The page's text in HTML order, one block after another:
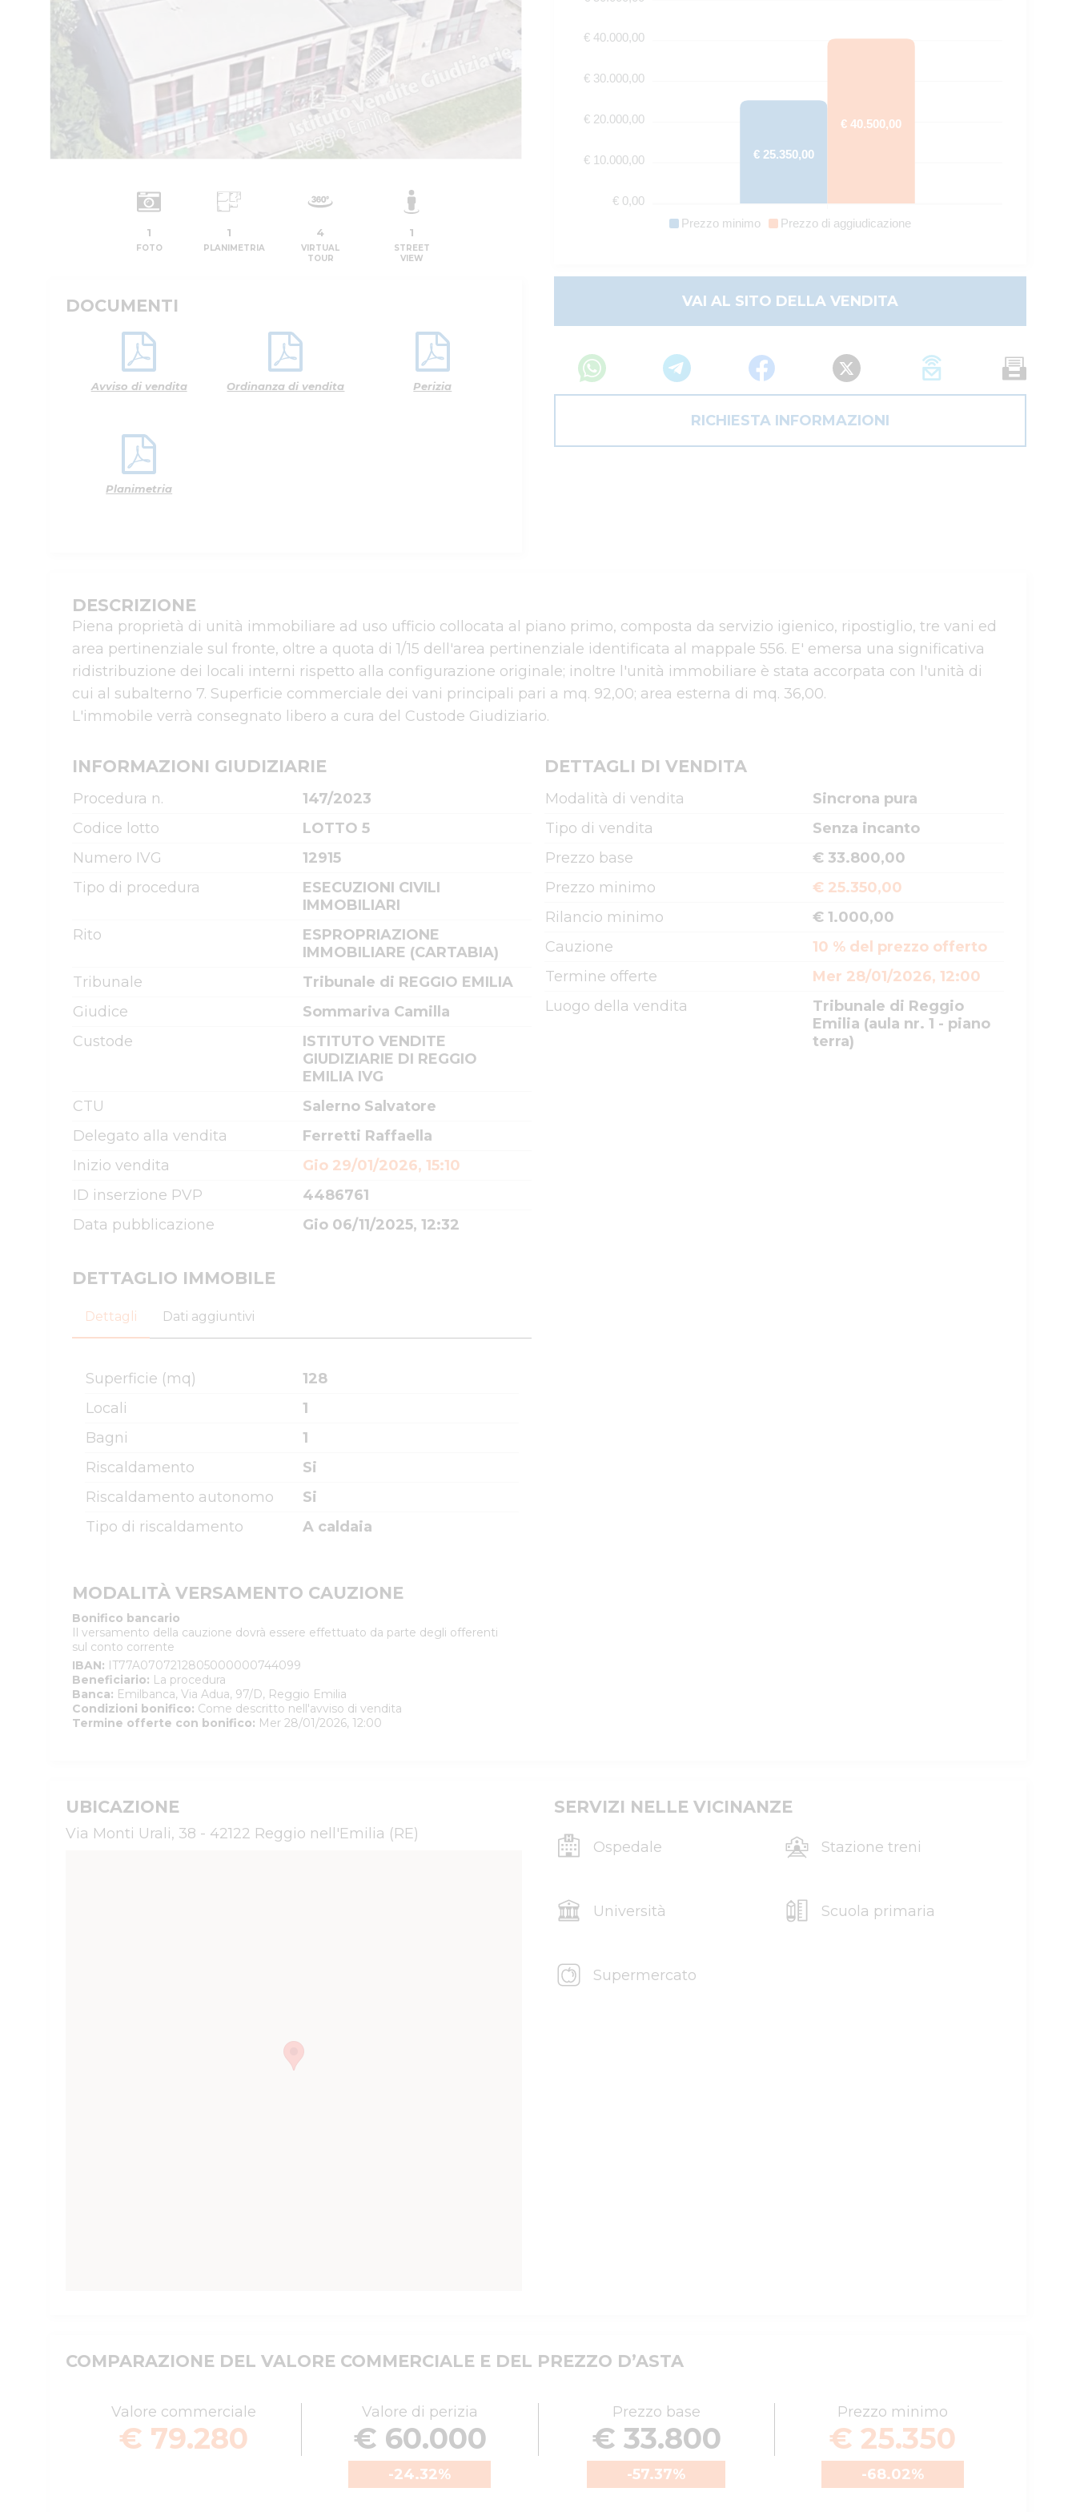
1
FOTO
1
PLANIMETRIA
4
VIRTUAL
TOUR
1
STREET
VIEW
DOCUMENTI
Avviso di vendita Ordinanza di vendita Perizia
Planimetria
Prezzo minimo Prezzo di aggiudicazione
€ 25.350,00
€ 40.500,00
€ 40.000,00
€ 30.000,00
€ 20.000,00
€ 10.000,00
€ 0,00
VAI AL SITO DELLA VENDITA
RICHIESTA INFORMAZIONI
DESCRIZIONE
Piena proprietà di unità immobiliare ad uso ufficio collocata al piano primo, composta da servizio igienico, ripostiglio, tre vani ed
area pertinenziale sul fronte, oltre a quota di 1/15 dell'area pertinenziale identificata al mappale 556. E' emersa una significativa
ridistribuzione dei locali interni rispetto alla configurazione originale; inoltre l'unità immobiliare è stata accorpata con l'unità di
cui al subalterno 7. Superficie commerciale dei vani principali pari a mq. 92,00; area esterna di mq. 36,00.
INFORMAZIONI GIUDIZIARIE
Procedura n.
147/2023
Codice lotto
LOTTO 5
Numero IVG
12915
Tipo di procedura
ESECUZIONI CIVILI
IMMOBILIARI
Rito
ESPROPRIAZIONE
IMMOBILIARE (CARTABIA)
Tribunale
Tribunale di REGGIO EMILIA
Giudice
Sommariva Camilla
Custode
ISTITUTO VENDITE
GIUDIZIARIE DI REGGIO
EMILIA IVG
CTU
Salerno Salvatore
Delegato alla vendita
Ferretti Raffaella
Inizio vendita
Gio 29/01/2026, 15:10
ID inserzione PVP
4486761
Data pubblicazione
Gio 06/11/2025, 12:32
DETTAGLI DI VENDITA
Modalità di vendita
Sincrona pura
Tipo di vendita
Senza incanto
Prezzo base
€ 33.800,00
Prezzo minimo
€ 25.350,00
Rilancio minimo
€ 1.000,00
Cauzione
10 % del prezzo offerto
Termine offerte
Mer 28/01/2026, 12:00
Luogo della vendita
Tribunale di Reggio
Emilia (aula nr. 1 - piano
terra)
DETTAGLIO IMMOBILE
Dettagli Dati aggiuntivi
Superficie (mq)
128
Locali
1
Bagni
1
Riscaldamento
Si
Riscaldamento autonomo
Si
Tipo di riscaldamento
A caldaia
MODALITÀ VERSAMENTO CAUZIONE
Bonifico bancario
Il versamento della cauzione dovrà essere effettuato da parte degli offerenti
sul conto corrente
IBAN: IT77A0707212805000000744099
Beneficiario: La procedura
Banca: Emilbanca, Via Adua, 97/D, Reggio Emilia
Condizioni bonifico: Come descritto nell'avviso di vendita
Termine offerte con bonifico: Mer 28/01/2026, 12:00
UBICAZIONE
Via Monti Urali, 38 - 42122 Reggio nell'Emilia (RE)
SERVIZI NELLE VICINANZE
Ospedale Stazione treni
Università Scuola primaria
Supermercato
COMPARAZIONE DEL VALORE COMMERCIALE E DEL PREZZO D’ASTA
Valore commerciale
€ 79.280
Valore di perizia
€ 60.000
-24.32%
Prezzo base
€ 33.800
-57.37%
Prezzo minimo
€ 25.350
-68.02%